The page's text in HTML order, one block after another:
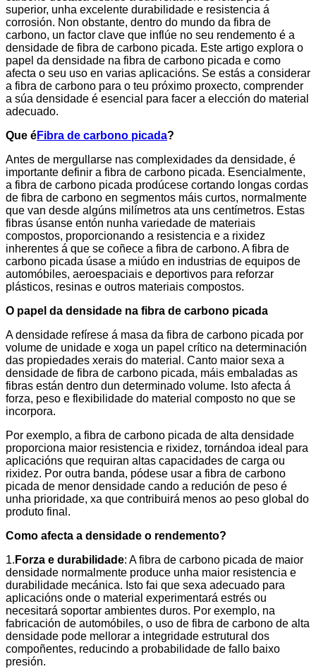
superior, unha excelente durabilidade e resistencia á
corrosión. Non obstante, dentro do mundo da fibra de
carbono, un factor clave que inflúe no seu rendemento é a
densidade de fibra de carbono picada. Este artigo explora o
papel da densidade na fibra de carbono picada e como
afecta o seu uso en varias aplicacións. Se estás a considerar
a fibra de carbono para o teu próximo proxecto, comprender
a súa densidade é esencial para facer a elección do material
adecuado.
Que éFibra de carbono picada?
Antes de mergullarse nas complexidades da densidade, é
importante definir a fibra de carbono picada. Esencialmente,
a fibra de carbono picada prodúcese cortando longas cordas
de fibra de carbono en segmentos máis curtos, normalmente
que van desde algúns milímetros ata uns centímetros. Estas
fibras úsanse entón nunha variedade de materiais
compostos, proporcionando a resistencia e a rixidez
inherentes á que se coñece a fibra de carbono. A fibra de
carbono picada úsase a miúdo en industrias de equipos de
automóbiles, aeroespaciais e deportivos para reforzar
plásticos, resinas e outros materiais compostos.
O papel da densidade na fibra de carbono picada
A densidade refírese á masa da fibra de carbono picada por
volume de unidade e xoga un papel crítico na determinación
das propiedades xerais do material. Canto maior sexa a
densidade de fibra de carbono picada, máis embaladas as
fibras están dentro dun determinado volume. Isto afecta á
forza, peso e flexibilidade do material composto no que se
incorpora.
Por exemplo, a fibra de carbono picada de alta densidade
proporciona maior resistencia e rixidez, tornándoa ideal para
aplicacións que requiran altas capacidades de carga ou
rixidez. Por outra banda, pódese usar a fibra de carbono
picada de menor densidade cando a redución de peso é
unha prioridade, xa que contribuirá menos ao peso global do
produto final.
Como afecta a densidade o rendemento?
1. Forza e durabilidade: A fibra de carbono picada de maior
densidade normalmente produce unha maior resistencia e
durabilidade mecánica. Isto fai que sexa adecuado para
aplicacións onde o material experimentará estrés ou
necesitará soportar ambientes duros. Por exemplo, na
fabricación de automóbiles, o uso de fibra de carbono de alta
densidade pode mellorar a integridade estrutural dos
compoñentes, reducindo a probabilidade de fallo baixo
presión.